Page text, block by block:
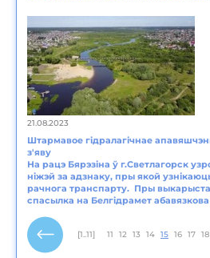
21.08.2023
Штармавое гідралагічнае
з'яву
На рацэ Бярэзіна ў г.Светлагорск
ніжэй за адзнаку, пры якой
рачнога транспарту. Пры
спасылка на Белгідрамет абавязкова
[1..11] 11 12 13 14 15 16 17 18